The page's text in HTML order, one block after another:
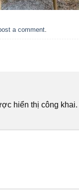
a comment.
hiển thị công khai.